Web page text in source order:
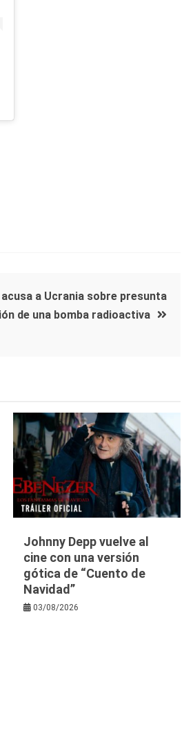
acusa a Ucrania sobre presunta
de una bomba radioactiva
Johnny Depp vuelve al
cine con una versión
gótica de “Cuento de
Navidad”
03/08/2026